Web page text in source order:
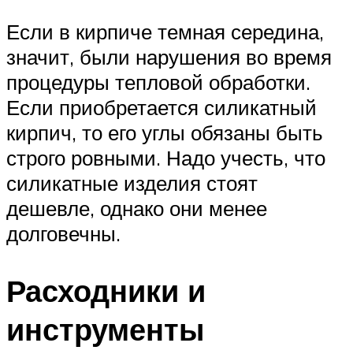
Если в кирпиче темная середина,
значит, были нарушения во время
процедуры тепловой обработки.
Если приобретается силикатный
кирпич, то его углы обязаны быть
строго ровными. Надо учесть, что
силикатные изделия стоят
дешевле, однако они менее
долговечны.
Расходники и
инструменты